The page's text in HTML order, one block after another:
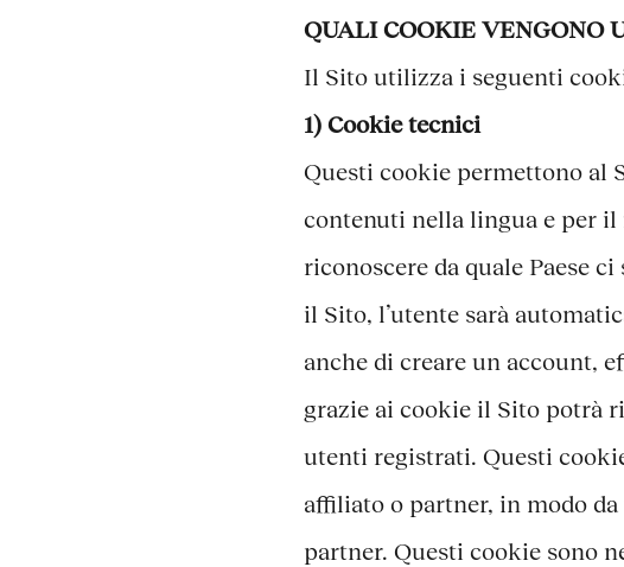
QUALI COOKIE VENGONO
Il Sito utilizza i seguenti
1) Cookie tecnici
Questi cookie permettono al
contenuti nella lingua e per il
riconoscere da quale Paese
il Sito, l’utente sarà
anche di creare un account,
grazie ai cookie il Sito potrà
utenti registrati. Questi
affiliato o partner, in modo
partner. Questi cookie sono